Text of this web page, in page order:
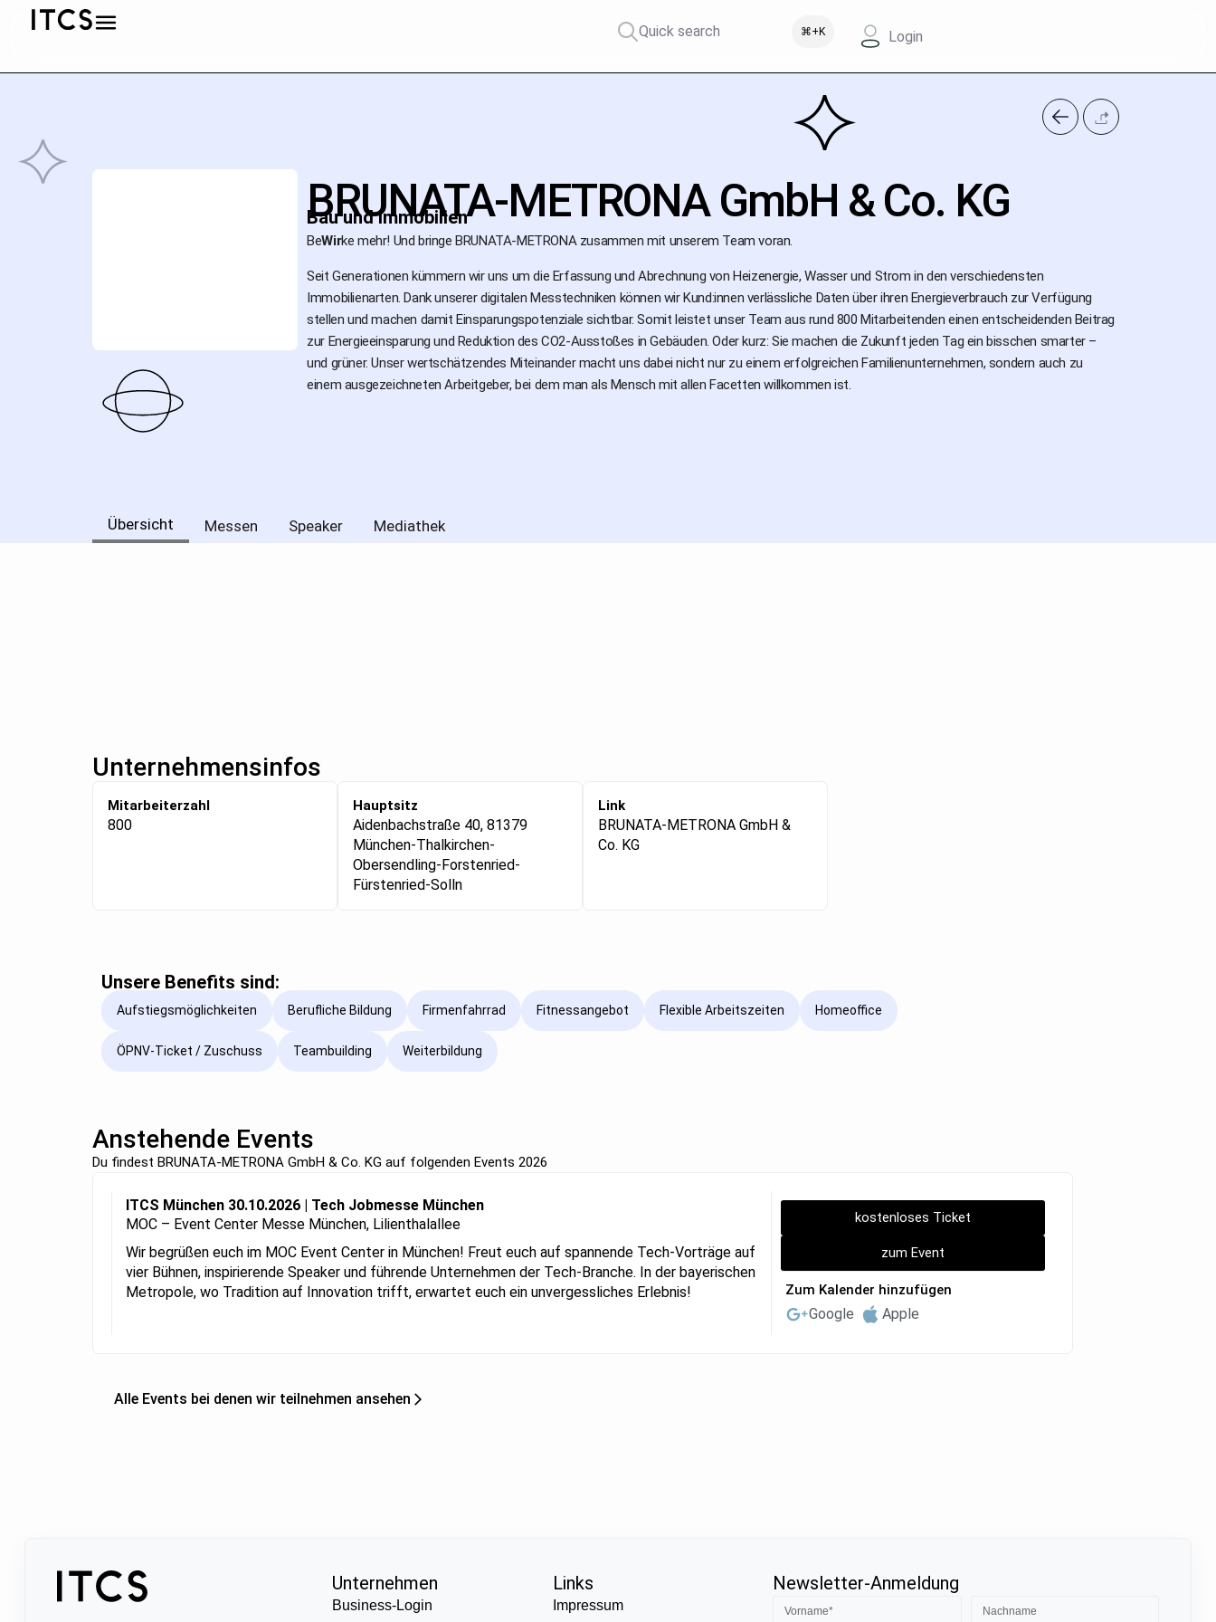
Quick search ⌘+K Login
BRUNATA-METRONA GmbH & Co. KG
Bau und Immobilien
BeWirke mehr! Und bringe BRUNATA-METRONA zusammen mit unserem Team voran.
Seit Generationen kümmern wir uns um die Erfassung und Abrechnung von Heizenergie, Wasser und Strom in den verschiedensten
Immobilienarten. Dank unserer digitalen Messtechniken können wir Kund:innen verlässliche Daten über ihren Energieverbrauch zur Verfügung
stellen und machen damit Einsparungspotenziale sichtbar. Somit leistet unser Team aus rund 800 Mitarbeitenden einen entscheidenden Beitrag
zur Energieeinsparung und Reduktion des CO2-Ausstoßes in Gebäuden. Oder kurz: Sie machen die Zukunft jeden Tag ein bisschen smarter –
und grüner. Unser wertschätzendes Miteinander macht uns dabei nicht nur zu einem erfolgreichen Familienunternehmen, sondern auch zu
einem ausgezeichneten Arbeitgeber, bei dem man als Mensch mit allen Facetten willkommen ist.
Übersicht Messen Speaker Mediathek
Unternehmensinfos
Mitarbeiterzahl
800
Hauptsitz
Aidenbachstraße 40, 81379
München-Thalkirchen-
Obersendling-Forstenried-
Fürstenried-Solln
Link
BRUNATA-METRONA GmbH &
Co. KG
Unsere Benefits sind:
Aufstiegsmöglichkeiten Berufliche Bildung Firmenfahrrad Fitnessangebot Flexible Arbeitszeiten Homeoffice
ÖPNV-Ticket / Zuschuss Teambuilding Weiterbildung
Anstehende Events
Du findest BRUNATA-METRONA GmbH & Co. KG auf folgenden Events 2026
ITCS München 30.10.2026 | Tech Jobmesse München
MOC – Event Center Messe München, Lilienthalallee
Wir begrüßen euch im MOC Event Center in München! Freut euch auf spannende Tech-Vorträge auf
vier Bühnen, inspirierende Speaker und führende Unternehmen der Tech-Branche. In der bayerischen
Metropole, wo Tradition auf Innovation trifft, erwartet euch ein unvergessliches Erlebnis!
kostenloses Ticket
zum Event
Zum Kalender hinzufügen
Google Apple
Alle Events bei denen wir teilnehmen ansehen
Unternehmen
Business-Login
Links
Impressum
Newsletter-Anmeldung